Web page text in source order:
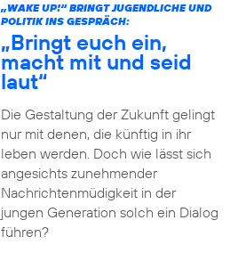
„WAKE UP!“ BRINGT JUGENDLICHE UND
POLITIK INS GESPRÄCH:
„Bringt euch ein,
macht mit und seid
laut“
Die Gestaltung der Zukunft gelingt
nur mit denen, die künftig in ihr
leben werden. Doch wie lässt sich
angesichts zunehmender
Nachrichtenmüdigkeit in der
jungen Generation solch ein Dialog
führen?